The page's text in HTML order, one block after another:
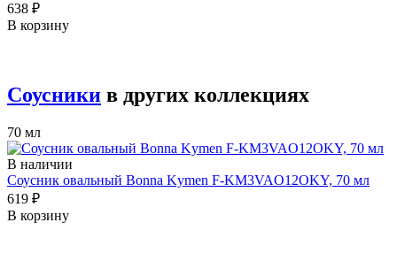
638 ₽
В корзину
Соусники в других коллекциях
70 мл
В наличии
Соусник овальный Bonna Kymen F-KM3VAO12OKY, 70 мл
619 ₽
В корзину